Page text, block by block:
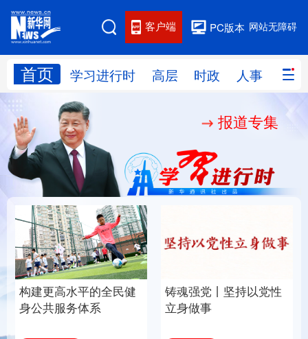
网站无障碍
PC版本
客户端
首页 学习进行时 高层 时政 人事 国际
网站地图
学习进行时 人事
国际 财经 网评
思客智库 全球连线 教育
科技 科创
文化 书画
访谈 视频 图片 政务
报道专集
构建更高水平的全民健
身公共服务体系
铸魂强党丨坚持以党性
立身做事